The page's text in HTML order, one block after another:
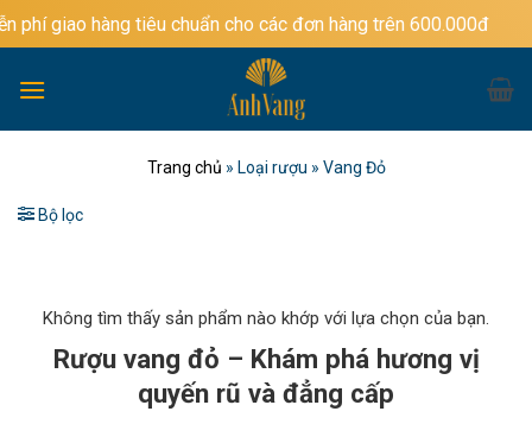
Bỏ
qua
dung
tiêu chuẩn cho các đơn hàng trên 600.000đ
Trang chủ » Loại rượu » Vang Đỏ
Bộ lọc
Không tìm thấy sản phẩm nào khớp với lựa chọn của bạn.
Rượu vang đỏ – Khám phá hương vị
quyến rũ và đẳng cấp